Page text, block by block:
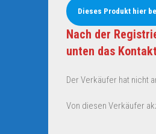
Dieses Produkt hier
Nach der
unten das
Der Verkäufer hat nicht
Von diesen Verkäufer